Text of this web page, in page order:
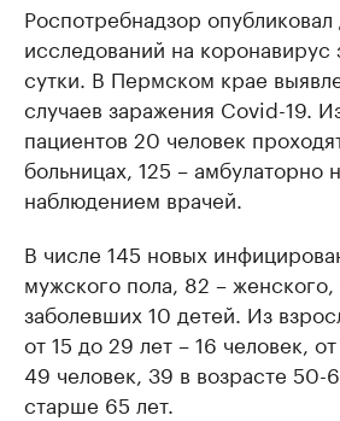
Роспотребнадзор
исследований на
сутки. В Пермском крае
случаев заражения Covid-19.
пациентов 20 человек
больницах, 125 – амбулаторно
наблюдением врачей.
В числе 145 новых
мужского пола, 82 –
заболевших 10 детей. Из
от 15 до 29 лет – 16 человек,
49 человек, 39 в возрасте 50-
старше 65 лет.